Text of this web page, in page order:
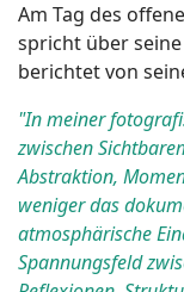
Am Tag des
spricht über
berichtet von
"In meiner
zwischen
Abstraktion,
weniger das
atmosphärische
Spannungsfeld